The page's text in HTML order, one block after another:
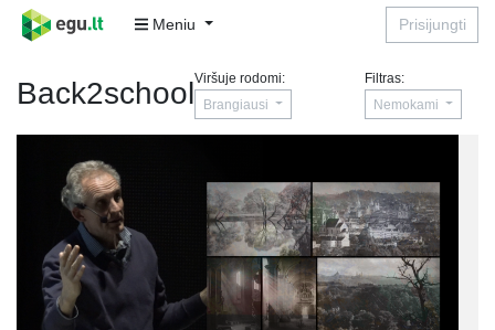
Meniu Prisijungti
Back2schoolViršuje rodomi:
Brangiausi
Filtras:
Nemokami